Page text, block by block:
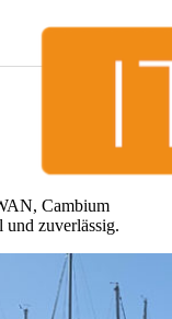
Cambium
zuverlässig.